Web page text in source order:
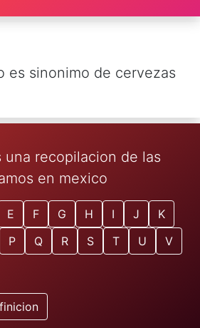
es sinonimo de cervezas
una recopilacion de las
en mexico
E F G H I J
K
P Q R S T U
V